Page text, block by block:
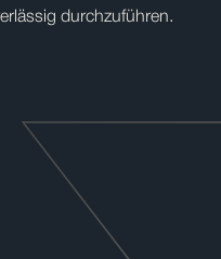
durchzuführen.